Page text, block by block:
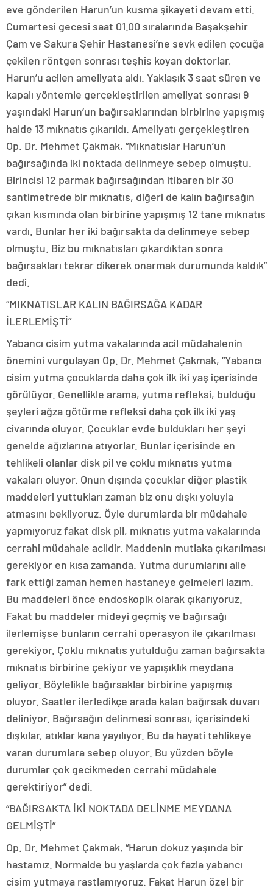
eve gönderilen Harun’un kusma şikayeti devam etti.
Cumartesi gecesi saat 01.00 sıralarında Başakşehir
Çam ve Sakura Şehir Hastanesi’ne sevk edilen çocuğa
çekilen röntgen sonrası teşhis koyan doktorlar,
Harun’u acilen ameliyata aldı. Yaklaşık 3 saat süren ve
kapalı yöntemle gerçekleştirilen ameliyat sonrası 9
yaşındaki Harun’un bağırsaklarından birbirine yapışmış
halde 13 mıknatıs çıkarıldı. Ameliyatı gerçekleştiren
Op. Dr. Mehmet Çakmak, “Mıknatıslar Harun’un
bağırsağında iki noktada delinmeye sebep olmuştu.
Birincisi 12 parmak bağırsağından itibaren bir 30
santimetrede bir mıknatıs, diğeri de kalın bağırsağın
çıkan kısmında olan birbirine yapışmış 12 tane mıknatıs
vardı. Bunlar her iki bağırsakta da delinmeye sebep
olmuştu. Biz bu mıknatısları çıkardıktan sonra
bağırsakları tekrar dikerek onarmak durumunda kaldık”
dedi.
“MIKNATISLAR KALIN BAĞIRSAĞA KADAR
İLERLEMİŞTİ”
Yabancı cisim yutma vakalarında acil müdahalenin
önemini vurgulayan Op. Dr. Mehmet Çakmak, “Yabancı
cisim yutma çocuklarda daha çok ilk iki yaş içerisinde
görülüyor. Genellikle arama, yutma refleksi, bulduğu
şeyleri ağza götürme refleksi daha çok ilk iki yaş
civarında oluyor. Çocuklar evde buldukları her şeyi
genelde ağızlarına atıyorlar. Bunlar içerisinde en
tehlikeli olanlar disk pil ve çoklu mıknatıs yutma
vakaları oluyor. Onun dışında çocuklar diğer plastik
maddeleri yuttukları zaman biz onu dışkı yoluyla
atmasını bekliyoruz. Öyle durumlarda bir müdahale
yapmıyoruz fakat disk pil, mıknatıs yutma vakalarında
cerrahi müdahale acildir. Maddenin mutlaka çıkarılması
gerekiyor en kısa zamanda. Yutma durumlarını aile
fark ettiği zaman hemen hastaneye gelmeleri lazım.
Bu maddeleri önce endoskopik olarak çıkarıyoruz.
Fakat bu maddeler mideyi geçmiş ve bağırsağı
ilerlemişse bunların cerrahi operasyon ile çıkarılması
gerekiyor. Çoklu mıknatıs yutulduğu zaman bağırsakta
mıknatıs birbirine çekiyor ve yapışıklık meydana
geliyor. Böylelikle bağırsaklar birbirine yapışmış
oluyor. Saatler ilerledikçe arada kalan bağırsak duvarı
deliniyor. Bağırsağın delinmesi sonrası, içerisindeki
dışkılar, atıklar kana yayılıyor. Bu da hayati tehlikeye
varan durumlara sebep oluyor. Bu yüzden böyle
durumlar çok gecikmeden cerrahi müdahale
gerektiriyor” dedi.
“BAĞIRSAKTA İKİ NOKTADA DELİNME MEYDANA
GELMİŞTİ”
Op. Dr. Mehmet Çakmak, “Harun dokuz yaşında bir
hastamız. Normalde bu yaşlarda çok fazla yabancı
cisim yutmaya rastlamıyoruz. Fakat Harun özel bir